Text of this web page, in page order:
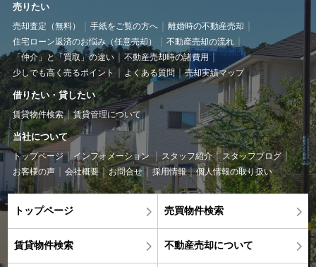
売りたい
売却査定（無料） 手紙をご覧の方へ
離婚時の不動産売却
住宅ローン返済のお悩み（任意売却）
不動産売却の流れ
「仲介」と「買取」の違い
不動産売却時の諸費用
少しでも高く売るポイント
よくある質問 売却実績マップ
借りたい・貸したい
賃貸物件検索 賃貸管理について
当社について
トップページ インフォメーション スタッフ紹介
スタッフブログ
お客様の声
会社概要 お問合せ 採用情報 個人情報の取り扱い
トップページ 売買物件検索
賃貸物件検索 不動産売却について